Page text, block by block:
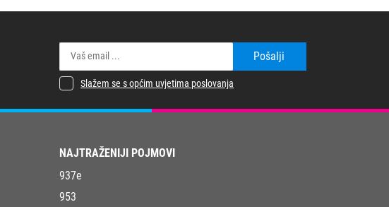
Pošalji
Slažem se s općim uvjetima poslovanja
NAJTRAŽENIJI POJMOVI
937e
953